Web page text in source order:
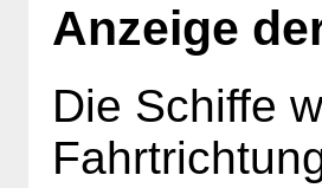
Anzeige
Die Schiffe